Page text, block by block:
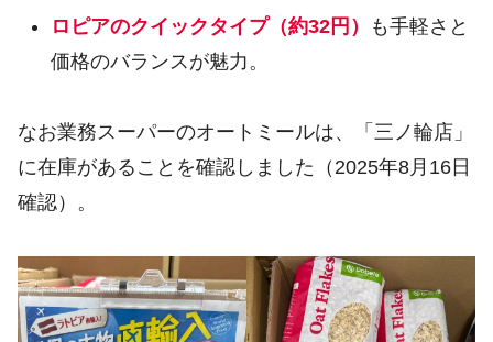
ロピアのクイックタイプ（約32円）
も手軽さと
価格のバランスが魅力。
なお業務スーパーのオートミールは、「三ノ輪店」
に在庫があることを確認しました（2025年8月16日
確認）。